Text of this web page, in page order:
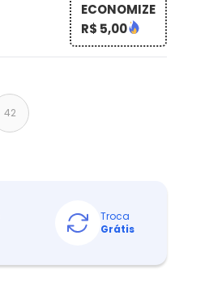
ECONOMIZE
R$ 5,00
42
Troca
Grátis